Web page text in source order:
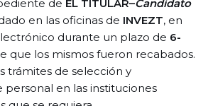
de EL TITULAR–Candidato
en las oficinas de INVEZT, en
durante un plazo de 6-
que los mismos fueron recabados.
trámites de selección y
personal en las instituciones